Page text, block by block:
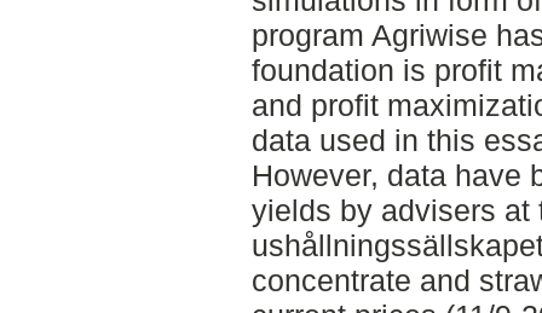
program Agriwise
foundation is profit
and profit
data used in this
However, data have
yields by advisers at
concentrate and